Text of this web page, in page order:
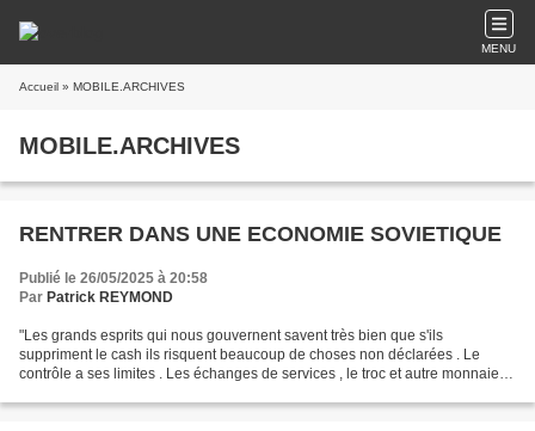
MENU
Accueil » MOBILE.ARCHIVES
MOBILE.ARCHIVES
RENTRER DANS UNE ECONOMIE SOVIETIQUE
Publié le 26/05/2025 à 20:58
Par Patrick REYMOND
"Les grands esprits qui nous gouvernent savent très bien que s'ils
suppriment le cash ils risquent beaucoup de choses non déclarées . Le
contrôle a ses limites . Les échanges de services , le troc et autre monnaies